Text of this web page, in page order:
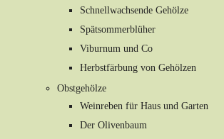
Schnellwachsende Gehölze
Spätsommerblüher
Viburnum und Co
Herbstfärbung von Gehölzen
Obstgehölze
Weinreben für Haus und Garten
Der Olivenbaum